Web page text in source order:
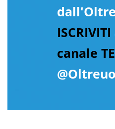
canale